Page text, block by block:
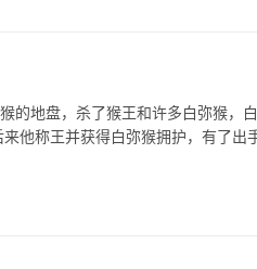
的地盘，杀了猴王和许多白弥猴，
他称王并获得白弥猴拥护，有了出